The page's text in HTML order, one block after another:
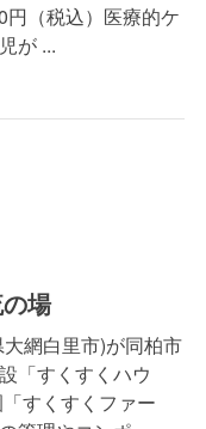
（税込）医療的ケ
が ...
場
網白里市)が同柏市
「すくすくハウ
すくすくファー